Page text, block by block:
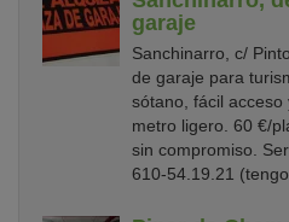
garaje
Sanchinarro, c/
de garaje para
sótano, fácil
metro ligero. 60 €/
sin compromiso.
610-54.19.21